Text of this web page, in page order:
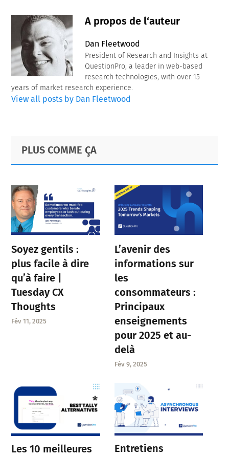
A propos de l‘auteur
Dan Fleetwood
President of Research and Insights at
QuestionPro, a leader in web-based
research technologies, with over 15
years of market research experience.
View all posts by Dan Fleetwood
Primary
Sidebar
Footer
PLUS COMME ÇA
Soyez gentils :
plus facile à dire
qu’à faire |
Tuesday CX
Thoughts
Fév 11, 2025
L’avenir des
informations sur
les
consommateurs :
Principaux
enseignements
pour 2025 et au-
delà
Fév 9, 2025
Les 10 meilleures
Entretiens